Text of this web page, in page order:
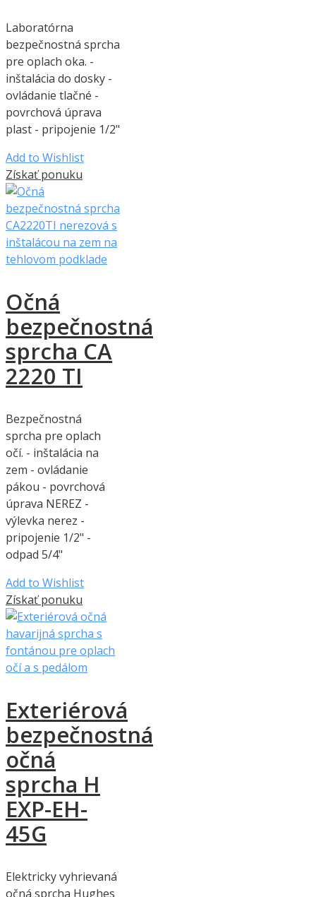
Laboratórna
bezpečnostná sprcha
pre oplach oka. -
inštalácia do dosky -
ovládanie tlačné -
povrchová úprava
plast - pripojenie 1/2"
Add to Wishlist
Získať ponuku
Očná
bezpečnostná
sprcha CA
2220 TI
Bezpečnostná
sprcha pre oplach
očí. - inštalácia na
zem - ovládanie
pákou - povrchová
úprava NEREZ -
výlevka nerez -
pripojenie 1/2" -
odpad 5/4"
Add to Wishlist
Získať ponuku
Exteriérová
bezpečnostná
očná
sprcha H
EXP-EH-
45G
Elektricky vyhrievaná
očná sprcha Hughes